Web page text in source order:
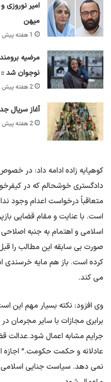
امیر نوروزی
میهن
1 هفته پیش
مرضیه
نوجوان شد
2 هفته پیش
آغاز سریال
2 هفته پیش
کوهپایه زاده ادامه داد: در
دادگستری خوشحالم که در
متعاقباً درخواست اعدام وجود
است. با عنایت و مقام قضایی
اسلامی و اهتمام به جنبه
صورت بی سابقه این مطالب را
کرده است. باز هم مایه خرسندی
می کند.
وی افزود: نکته بسیار مهم این
برابری مجازات با سایر مجرمان
جرایم مشابه اعمال شود.عدالت
عادلانه و حکمت حکومت.” اجازه
نمی دهد. سیاست جنایی اسلامی